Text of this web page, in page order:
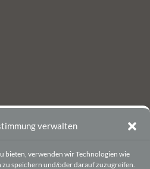
verwalten
bieten, verwenden wir Technologien wie
speichern und/oder darauf zuzugreifen.